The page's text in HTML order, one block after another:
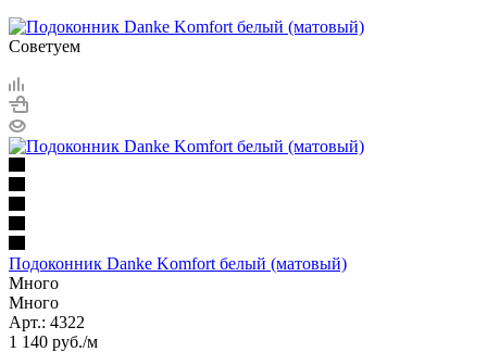
Советуем
Подоконник Danke Komfort белый (матовый)
Много
Много
Арт.: 4322
1 140 руб./м